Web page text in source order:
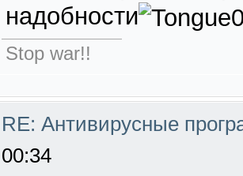
надобности
Stop war!!
RE: Антивирусные
00:34